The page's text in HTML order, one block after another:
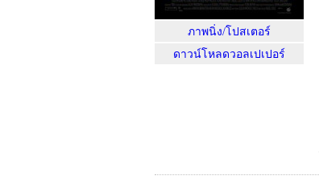
ภาพนิ่ง/โปสเตอร์
ดาวน์โหลดวอลเปเปอร์